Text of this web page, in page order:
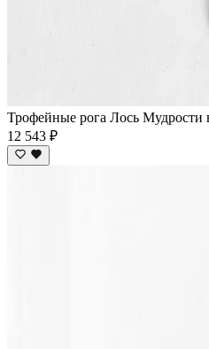
Трофейные рога Лось Мудрости
12 543 ₽